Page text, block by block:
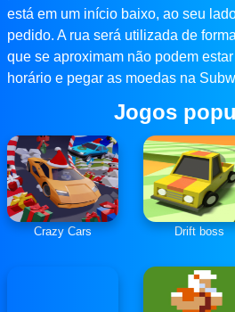
está em um início baixo, ao seu
pedido. A rua será utilizada de
que se aproximam não podem
horário e pegar as moedas na
Jogos
Crazy Cars Drift boss